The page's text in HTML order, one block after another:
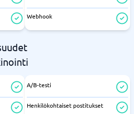
Webhook
A/B-testi
Henkilökohtaiset postitukset